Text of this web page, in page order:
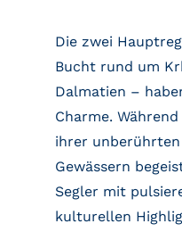
Die zwei
Bucht rund um
Dalmatien –
Charme.
ihrer
Gewässern
Segler mit
kulturellen